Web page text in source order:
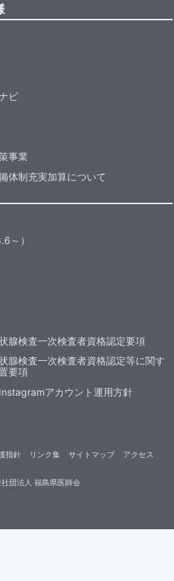
ビ
事業
体制充実加算について
～）
腺検査一次検査者資格認定要項
腺検査一次検査者資格認定等に関す
要項
アカウント運用方針
団法人 福島県医師会
指針 リンク集 サイトマップ アクセス